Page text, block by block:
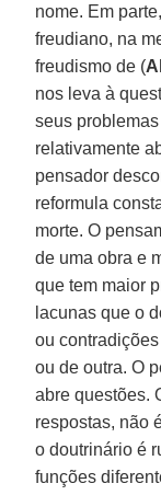
nome. Em
freudiano, na
freudismo de (
nos leva à
seus
relativamente
pensador
reformula
morte. O
de uma obra e
que tem maior
lacunas que o
ou
ou de outra. O
abre questões.
respostas, não
o doutrinário é
funções